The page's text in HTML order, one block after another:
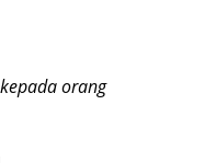
orang